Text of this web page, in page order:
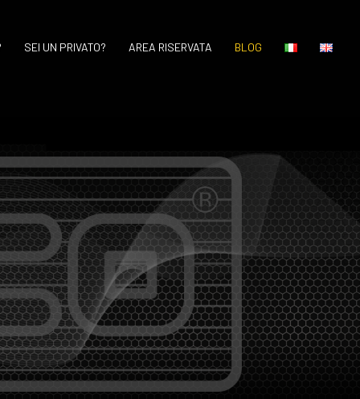
SEI UN PRIVATO? AREA RISERVATA BLOG